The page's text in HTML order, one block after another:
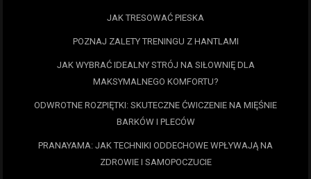
JAK TRESOWAĆ PIESKA
POZNAJ ZALETY TRENINGU Z HANTLAMI
JAK WYBRAĆ IDEALNY STRÓJ NA SIŁOWNIĘ DLA
MAKSYMALNEGO KOMFORTU?
ODWROTNE ROZPIĘTKI: SKUTECZNE ĆWICZENIE NA MIĘŚNIE
BARKÓW I PLECÓW
PRANAYAMA: JAK TECHNIKI ODDECHOWE WPŁYWAJĄ NA
ZDROWIE I SAMOPOCZUCIE